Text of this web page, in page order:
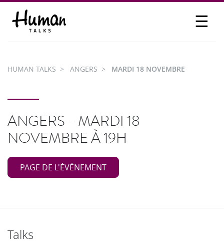
☰
PARTICIPER
HUMAN TALKS ANGERS MARDI 18 NOVEMBRE
ANGERS - MARDI 18
NOVEMBRE À 19H
PAGE DE L'ÉVÉNEMENT
Talks